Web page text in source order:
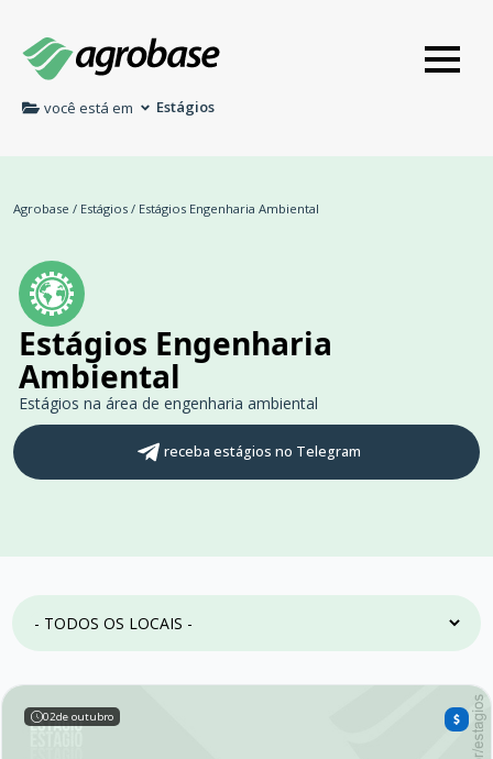
você está em Estágios
Agrobase / Estágios / Estágios Engenharia Ambiental
Estágios Engenharia
Ambiental
Estágios na área de engenharia ambiental
receba estágios no Telegram
02de outubro